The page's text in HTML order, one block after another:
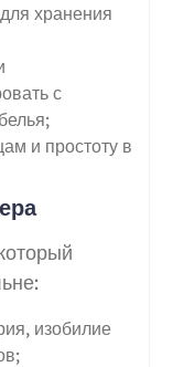
хранения
с
и простоту в
изобилие